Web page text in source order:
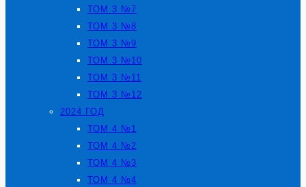
ТОМ 3 №7
ТОМ 3 №8
ТОМ 3 №9
ТОМ 3 №10
ТОМ 3 №11
ТОМ 3 №12
2024 ГОД
ТОМ 4 №1
ТОМ 4 №2
ТОМ 4 №3
ТОМ 4 №4